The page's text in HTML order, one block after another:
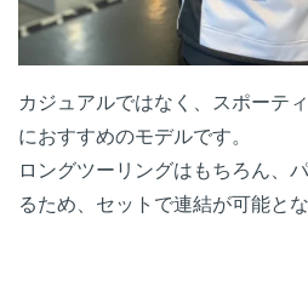
カジュアルではなく、スポーテ
におすすめのモデルです。
ロングツーリングはもちろん、
るため、セットで連結が可能と